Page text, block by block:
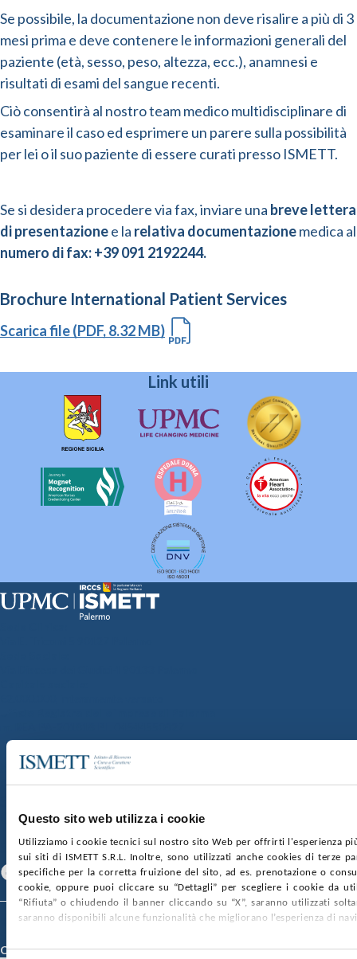
Questo sito web utilizza i cookie
Utilizziamo i cookie tecnici sul nostro sito Web per offrirti l'esperienza
sui siti di ISMETT S.R.L. Inoltre, sono utilizzati anche cookies di terze
specifiche per la corretta fruizione del sito, ad es. prenotazione o
cookie, oppure puoi cliccare su “Dettagli” per scegliere i cookie da
“Rifiuta” o chiudendo il banner cliccando su “X”, saranno utilizzati
saranno disponibili alcune funzionalità che migliorano l’esperienza di
Se possibile, la documentazione non deve risalire a più di 3
mesi prima e deve contenere le informazioni generali del
paziente (età, sesso, peso, altezza, ecc.), anamnesi e
risultati di esami del sangue recenti.
Ciò consentirà al nostro team medico multidisciplinare di
esaminare il caso ed esprimere un parere sulla possibilità
per lei o il suo paziente di essere curati presso ISMETT.
Se si desidera procedere via fax, inviare una breve lettera
di presentazionee la relativa documentazionemedica al
numero di fax: +39 091 2192244.
Brochure International Patient Services
Scarica file (PDF, 8.32 MB)
Link utili
SOCIETÀ TRASPARENTE
GARE E CONTRATTIPRIVACYCOOKIE POLICY
CONTATTI
SEGUICI SU
Facebook Linkedin Youtube
© 2026 ISMETT (Istituto Mediterraneo per i Trapianti e Terapie ad Alta
Credits